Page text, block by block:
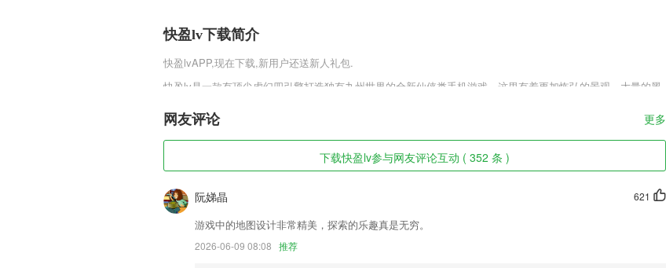
快盈lv下载简介
快盈lvAPP,现在下载,新用户还送新人礼包.
快盈lv是一款有顶尖虚幻四引擎打造独有九州世界的全新仙侠类手机游戏，这里有着更加恢弘的景观，大量的黑
的背景和故事各不相同，但也会有着一定的共性。
快盈lv软件特色
1,分类榜单，你爱看的，这里都有，告别书荒不再难。
2,一键分享：qq空间、微信好友、朋友圈、QQ好友、腾讯微博等各大社交平台，均可轻松一键分享，让你引领
朋友们中的新潮流。
3,超全的功能及时的知晓，随时在线知晓不同的功能服务也会更省心。
4,专项练习的过程中，针对各种不同的题型还可以搜索详细的解析部分。
网友评论 更多
下载快盈lv参与网友评论互动 ( 352 条 )
621
阮娣晶
游戏中的地图设计非常精美，探索的乐趣真是无穷。
2026-06-09 08:08 推荐